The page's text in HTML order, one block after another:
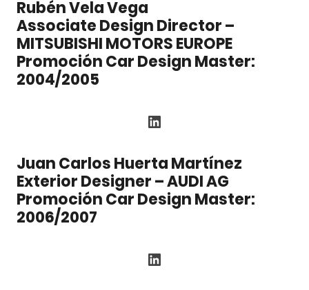
Rubén Vela Vega
Associate Design Director –
MITSUBISHI MOTORS EUROPE
Promoción Car Design Master:
2004/2005
LinkedIn
Juan Carlos Huerta Martínez
Exterior Designer – AUDI AG
Promoción Car Design Master:
2006/2007
LinkedIn